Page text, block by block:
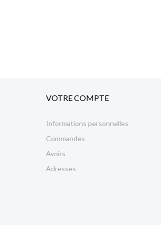
VOTRE COMPTE
Informations personnelles
Commandes
Avoirs
Adresses